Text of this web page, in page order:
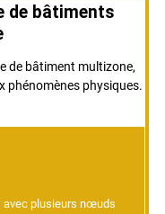
de bâtiments
de bâtiment multizone,
phénomènes physiques.
avec plusieurs nœuds